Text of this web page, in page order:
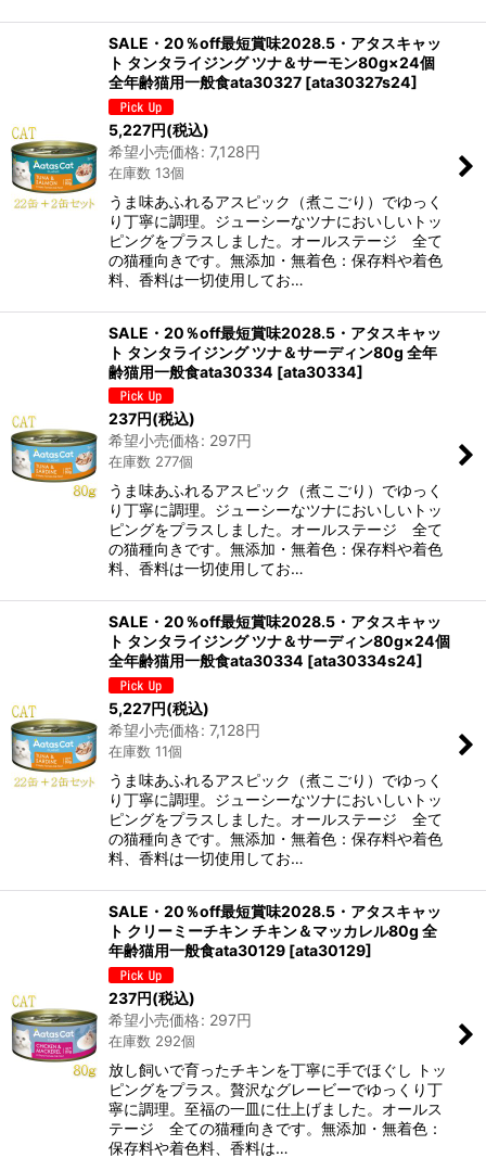
SALE・20％off最短賞味2028.5・アタスキャッ
ト タンタライジング ツナ＆サーモン80g×24個
全年齢猫用一般食ata30327 [ata30327s24]
5,227円(税込)
希望小売価格: 7,128円
在庫数 13個
うま味あふれるアスピック（煮こごり）でゆっく
り丁寧に調理。ジューシーなツナにおいしいトッ
ピングをプラスしました。オールステージ 全て
の猫種向きです。無添加・無着色：保存料や着色
料、香料は一切使用してお…
SALE・20％off最短賞味2028.5・アタスキャッ
ト タンタライジング ツナ＆サーディン80g 全年
齢猫用一般食ata30334 [ata30334]
237円(税込)
希望小売価格: 297円
在庫数 277個
うま味あふれるアスピック（煮こごり）でゆっく
り丁寧に調理。ジューシーなツナにおいしいトッ
ピングをプラスしました。オールステージ 全て
の猫種向きです。無添加・無着色：保存料や着色
料、香料は一切使用してお…
SALE・20％off最短賞味2028.5・アタスキャッ
ト タンタライジング ツナ＆サーディン80g×24個
全年齢猫用一般食ata30334 [ata30334s24]
5,227円(税込)
希望小売価格: 7,128円
在庫数 11個
うま味あふれるアスピック（煮こごり）でゆっく
り丁寧に調理。ジューシーなツナにおいしいトッ
ピングをプラスしました。オールステージ 全て
の猫種向きです。無添加・無着色：保存料や着色
料、香料は一切使用してお…
SALE・20％off最短賞味2028.5・アタスキャッ
ト クリーミーチキン チキン＆マッカレル80g 全
年齢猫用一般食ata30129 [ata30129]
237円(税込)
希望小売価格: 297円
在庫数 292個
放し飼いで育ったチキンを丁寧に手でほぐし トッ
ピングをプラス。贅沢なグレービーでゆっくり丁
寧に調理。至福の一皿に仕上げました。オールス
テージ 全ての猫種向きです。無添加・無着色：
保存料や着色料、香料は…